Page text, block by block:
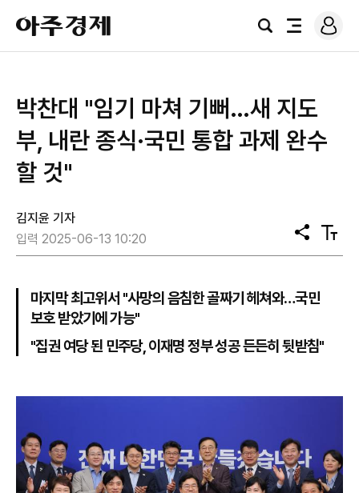
아
주
경
검
전
로
그
박찬대 "임기 마쳐 기뻐…새 지도
부, 내란 종식·국민 통합 과제 완수
할 것"
김지윤 기자
입력 2025-06-13 10:20
공
유
텍
스
마지막 최고위서 "사망의 음침한 골짜기 헤쳐와…국민
보호 받았기에 가능"
"집권 여당 된 민주당, 이재명 정부 성공 든든히 뒷받침"